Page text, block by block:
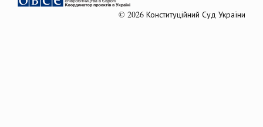
© 2026 Конституційний Суд України